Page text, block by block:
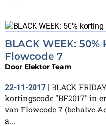
BLACK WEEK:
Flowcode 7
Door Elektor Team
22-11-2017 | BLACK
kortingscode "BF2017" in
van Flowcode 7 (behalve
a...